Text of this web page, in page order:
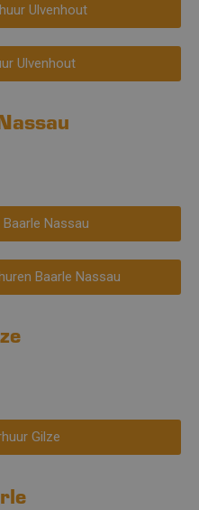
Ulvenhout
Ulvenhout
Nassau
Baarle Nassau
Gilze